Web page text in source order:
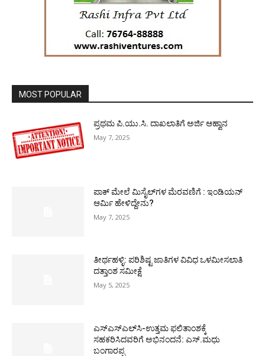
MOST POPULAR
ಪ್ರಥಮ ಪಿ.ಯು.ಸಿ. ದಾಖಲಾತಿಗೆ ಅರ್ಜಿ ಆಹ್ವಾನ
May 7, 2025
ಪಾಕ್​ ಮೇಲೆ ಮಿಸೈಲ್​ಗಳ ಮೆರವಣಿಗೆ : ಇಂಡಿಯನ್
ಆರ್ಮಿ ಹೇಳಿದ್ದೇನು?
May 7, 2025
ತೀರ್ಥಹಳ್ಳಿ: ಪರಿಶಿಷ್ಟ ಜಾತಿಗಳ ವಿವಿಧ ಒಳಮೀಸಲಾತಿ
ದತ್ತಾಂಶ ಸಮೀಕ್ಷೆ
May 5, 2025
ಎಸ್‌ಎಸ್‌ಎಲ್‌ಸಿ-ಉತ್ತಮ ಫಲಿತಾಂಶಕ್ಕೆ
ಸಹಕರಿಸಿದವರಿಗೆ ಅಭಿನಂದನೆ: ಎಸ್.ಮಧು
ಬಂಗಾರಪ್ಪ